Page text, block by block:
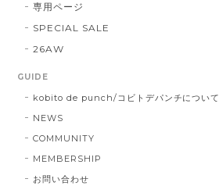
専用ページ
SPECIAL SALE
26AW
GUIDE
kobito de punch/コビトデパンチについて
NEWS
COMMUNITY
MEMBERSHIP
お問い合わせ